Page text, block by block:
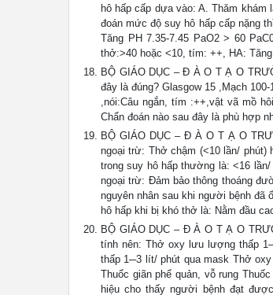
hô hấp cấp dựa vào: A. Thăm
đoán mức độ suy hô hấp cấp nặng
Tăng PH 7.35-7.45 PaO2 > 60
thở:>40 hoặc <10, tím: ++, HA:
BỘ GIÁO DỤC – Đ À O T Ạ O
đây là đúng? Glasgow 15 ,Mạch
,nói:Câu ngắn, tím :++,vật vã mồ
Chẩn đoán nào sau đây là phù hợp
BỘ GIÁO DỤC – Đ À O T Ạ O
ngoại trừ: Thở chậm (<10 lần/ phút)
trong suy hô hấp thường là: <16
ngoại trừ: Đảm bảo thông thoáng
nguyên nhân sau khi người bệnh
hô hấp khi bị khó thở là: Nằm đầu
BỘ GIÁO DỤC – Đ À O T Ạ O
tính nên: Thở oxy lưu lượng thấp
thấp 1─3 lít/ phút qua mask Thở
Thuốc giãn phế quản, vỗ rung
hiệu cho thấy người bệnh đạt